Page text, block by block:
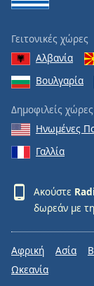
Radio Art -
Radio Art -
Radio Art -
Radio Art -
Radio Art -
Radio Art -
Radio Art -
Radio Art -
Radio Art -
Γειτονικές χώρες
Αλβανία
Βουλγαρία
Δημοφιλείς χώρες
Ηνωμένες
Γαλλία
Ακούστε
δωρεάν με
Αφρική Ασία
Ωκεανία